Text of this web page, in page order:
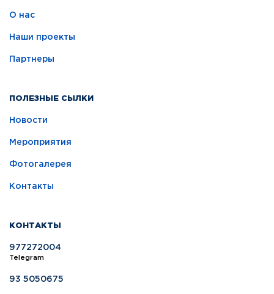
О нас
Наши проекты
Партнеры
ПОЛЕЗНЫЕ СЫЛКИ
Новости
Мероприятия
Фотогалерея
Контакты
КОНТАКТЫ
977272004
Telegram
93 5050675